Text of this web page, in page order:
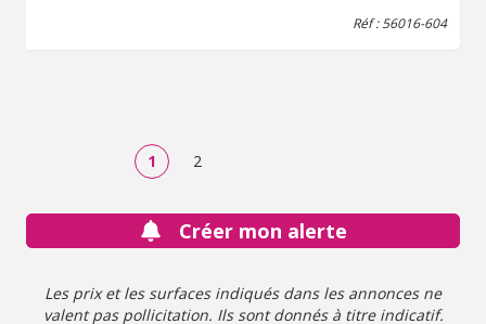
Réf : 56016-604
1 2
Créer mon alerte
Les prix et les surfaces indiqués dans les annonces ne
valent pas pollicitation. Ils sont donnés à titre indicatif.